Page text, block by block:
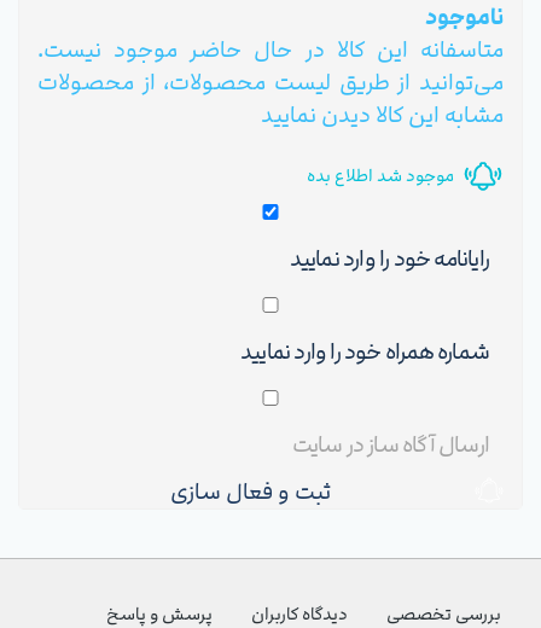
ناموجود
متاسفانه این کالا در حال حاضر موجود نیست.
می‌توانید از طریق لیست محصولات، از محصولات
مشابه این کالا دیدن نمایید
موجود شد اطلاع بده
ثبت و فعال سازی
بررسی تخصصی دیدگاه کاربران پرسش و پاسخ